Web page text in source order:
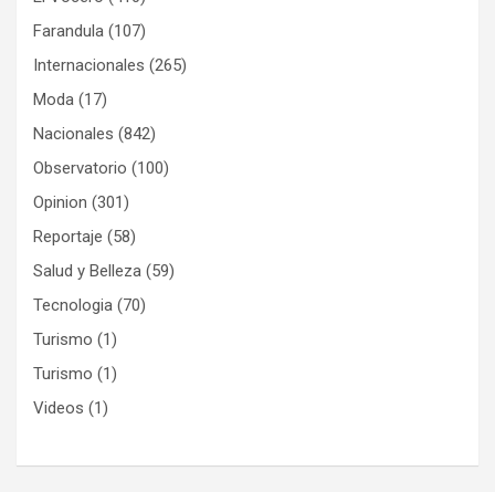
Farandula (107)
Internacionales (265)
Moda (17)
Nacionales (842)
Observatorio (100)
Opinion (301)
Reportaje (58)
Salud y Belleza (59)
Tecnologia (70)
Turismo (1)
Turismo (1)
Videos (1)